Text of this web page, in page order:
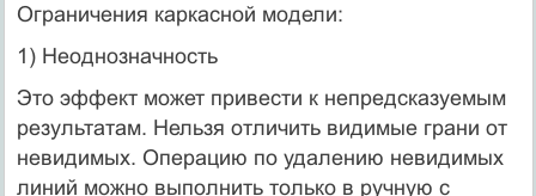
Ограничения каркасной модели:
1) Неоднозначность
Это эффект может привести к непредсказуемым
результатам. Нельзя отличить видимые грани от
невидимых. Операцию по удалению невидимых
линий можно выполнить только в ручную с